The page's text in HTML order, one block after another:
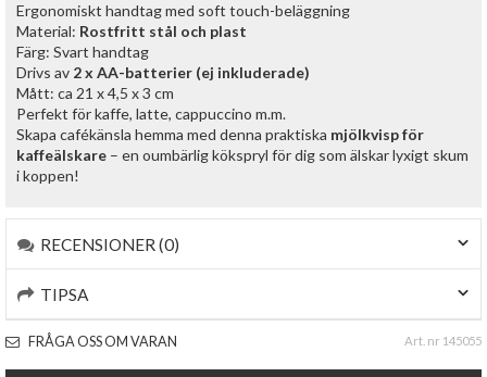
Ergonomiskt handtag med soft touch-beläggning
Material: Rostfritt stål och plast
Färg: Svart handtag
Drivs av 2 x AA-batterier (ej inkluderade)
Mått: ca 21 x 4,5 x 3 cm
Perfekt för kaffe, latte, cappuccino m.m.
Skapa cafékänsla hemma med denna praktiska mjölkvisp för
kaffeälskare – en oumbärlig kökspryl för dig som älskar lyxigt skum
i koppen!
RECENSIONER (0)
TIPSA
FRÅGA OSS OM VARAN Art. nr 145055